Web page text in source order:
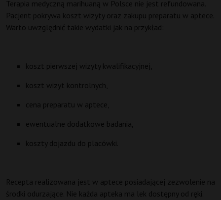
Terapia medyczną marihuaną w Polsce nie jest refundowana.
Pacjent pokrywa koszt wizyty oraz zakupu preparatu w aptece.
Warto uwzględnić takie wydatki jak na przykład:
koszt pierwszej wizyty kwalifikacyjnej,
koszt wizyt kontrolnych,
cena preparatu w aptece,
ewentualne dodatkowe badania,
koszty dojazdu do placówki.
Recepta realizowana jest w aptece posiadającej zezwolenie na
środki odurzające. Nie każda apteka ma lek dostępny od ręki.